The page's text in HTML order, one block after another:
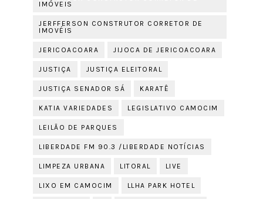
IMÓVEIS
JERFFERSON CONSTRUTOR CORRETOR DE
IMOVÉIS
JERICOACOARA JIJOCA DE JERICOACOARA
JUSTIÇA JUSTIÇA ELEITORAL
JUSTIÇA SENADOR SÁ KARATÊ
KATIA VARIEDADES LEGISLATIVO CAMOCIM
LEILÃO DE PARQUES
LIBERDADE FM 90.3 /LIBERDADE NOTÍCIAS
LIMPEZA URBANA LITORAL LIVE
LIXO EM CAMOCIM LLHA PARK HOTEL